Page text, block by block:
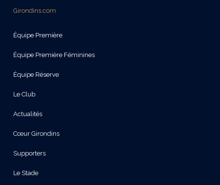
Girondins.com
Équipe Première
Équipe Première Féminines
Équipe Réserve
Le Club
Actualités
Cœur Girondins
Supporters
Le Stade